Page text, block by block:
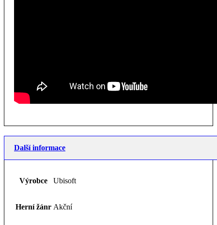
Další informace
Výrobce Ubisoft
Herní žánr Akční